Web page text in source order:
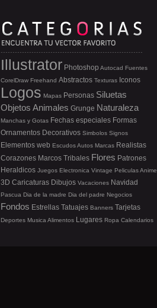
Illustrator Photoshop Autocad Fuentes
CorelDraw Freehand Abstractos Texturas Iconos
Logos Mapas Personas Siluetas
Objetos Animales Grunge Naturaleza
Manchas y Gotas Fechas especiales Formas
Ornamentos Decorativos Simbolos Signos
Elementos web EscudosAutos Marcas Realistas
Corazones Marcos Tribales Flores Patrones
Heraldicos Juegos Electronica Vintage PeliculasAnime
3D Caricaturas Dibujos Vacaciones Navidad
Pascua Dia de la madre Dia del padre Negocios
Fondos Estrellas Tatuajes Banners Tarjetas
Deportes Musica Alimentos Lugares Ropa Calendarios